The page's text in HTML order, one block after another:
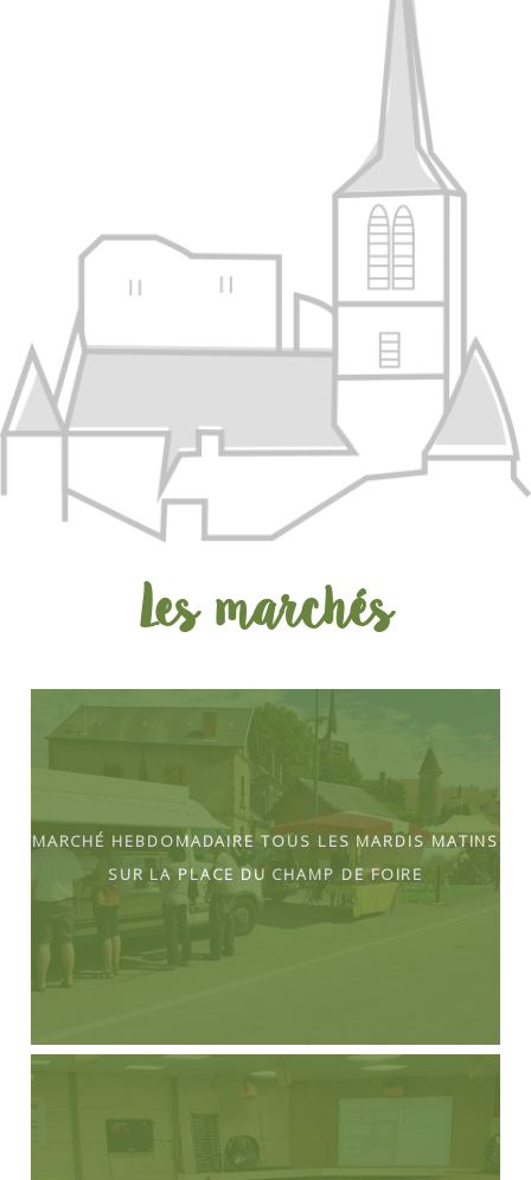
Les marchés
Marché hebdomadaire tous les mardis matins
sur la place du champ de Foire